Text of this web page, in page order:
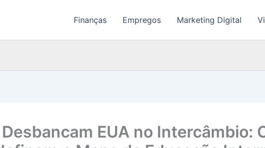
Finanças Empregos Marketing Digital
EUA no Intercâmbio: